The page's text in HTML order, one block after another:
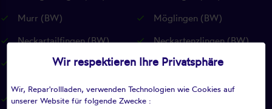
Murr (BW)
Möglingen (BW)
Neckartailfingen (BW)
Neckartenzlingen (BW)
Neuffen (BW)
Neuhausen auf den Fildern
Notzingen (BW)
Wir respektieren Ihre Privatsphäre
Wir, Repar'rollladen, verwenden Technologien wie Cookies auf
unserer Website für folgende Zwecke :